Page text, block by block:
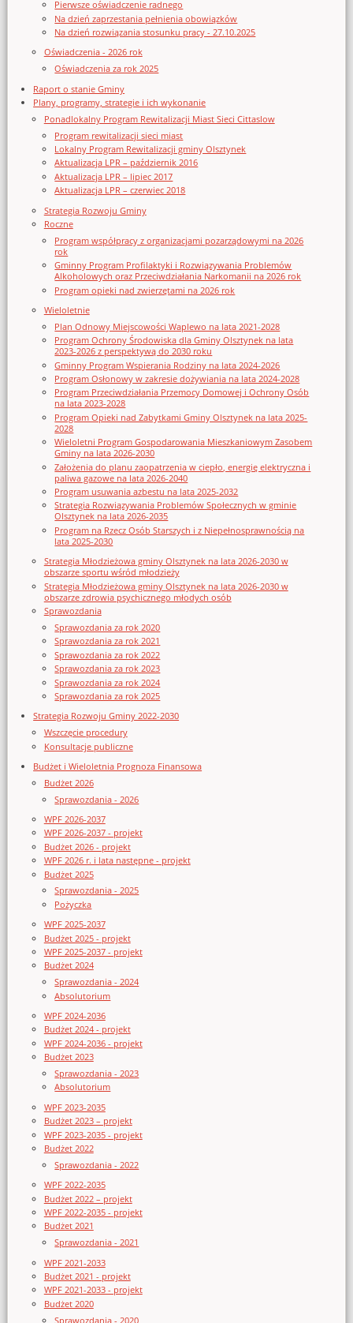
Pierwsze oświadczenie radnego
Na dzień zaprzestania pełnienia obowiązków
Na dzień rozwiązania stosunku pracy - 27.10.2025
Oświadczenia - 2026 rok
Oświadczenia za rok 2025
Raport o stanie Gminy
Plany, programy, strategie i ich wykonanie
Ponadlokalny Program Rewitalizacji Miast Sieci Cittaslow
Program rewitalizacji sieci miast
Lokalny Program Rewitalizacji gminy Olsztynek
Aktualizacja LPR – październik 2016
Aktualizacja LPR – lipiec 2017
Aktualizacja LPR – czerwiec 2018
Strategia Rozwoju Gminy
Roczne
Program współpracy z organizacjami pozarządowymi na 2026
rok
Gminny Program Profilaktyki i Rozwiązywania Problemów
Alkoholowych oraz Przeciwdziałania Narkomanii na 2026 rok
Program opieki nad zwierzętami na 2026 rok
Wieloletnie
Plan Odnowy Miejscowości Waplewo na lata 2021-2028
Program Ochrony Środowiska dla Gminy Olsztynek na lata
2023-2026 z perspektywą do 2030 roku
Gminny Program Wspierania Rodziny na lata 2024-2026
Program Osłonowy w zakresie dożywiania na lata 2024-2028
Program Przeciwdziałania Przemocy Domowej i Ochrony Osób
na lata 2023-2028
Program Opieki nad Zabytkami Gminy Olsztynek na lata 2025-
2028
Wieloletni Program Gospodarowania Mieszkaniowym Zasobem
Gminy na lata 2026-2030
Założenia do planu zaopatrzenia w ciepło, energię elektryczna i
paliwa gazowe na lata 2026-2040
Program usuwania azbestu na lata 2025-2032
Strategia Rozwiązywania Problemów Społecznych w gminie
Olsztynek na lata 2026-2035
Program na Rzecz Osób Starszych i z Niepełnosprawnością na
lata 2025-2030
Strategia Młodzieżowa gminy Olsztynek na lata 2026-2030 w
obszarze sportu wśród młodzieży
Strategia Młodzieżowa gminy Olsztynek na lata 2026-2030 w
obszarze zdrowia psychicznego młodych osób
Sprawozdania
Sprawozdania za rok 2020
Sprawozdania za rok 2021
Sprawozdania za rok 2022
Sprawozdania za rok 2023
Sprawozdania za rok 2024
Sprawozdania za rok 2025
Strategia Rozwoju Gminy 2022-2030
Wszczęcie procedury
Konsultacje publiczne
Budżet i Wieloletnia Prognoza Finansowa
Budżet 2026
Sprawozdania - 2026
WPF 2026-2037
WPF 2026-2037 - projekt
Budżet 2026 - projekt
WPF 2026 r. i lata następne - projekt
Budżet 2025
Sprawozdania - 2025
Pożyczka
WPF 2025-2037
Budżet 2025 - projekt
WPF 2025-2037 - projekt
Budżet 2024
Sprawozdania - 2024
Absolutorium
WPF 2024-2036
Budżet 2024 - projekt
WPF 2024-2036 - projekt
Budżet 2023
Sprawozdania - 2023
Absolutorium
WPF 2023-2035
Budżet 2023 – projekt
WPF 2023-2035 - projekt
Budżet 2022
Sprawozdania - 2022
WPF 2022-2035
Budżet 2022 – projekt
WPF 2022-2035 - projekt
Budżet 2021
Sprawozdania - 2021
WPF 2021-2033
Budżet 2021 - projekt
WPF 2021-2033 - projekt
Budżet 2020
Sprawozdania - 2020